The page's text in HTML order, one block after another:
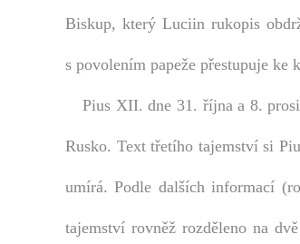
Biskup, který Luciin rukopis
s povolením papeže přestupuje ke
Pius XII. dne 31. října a 8.
Rusko. Text třetího tajemství si
umírá. Podle dalších informací
tajemství rovněž rozděleno na